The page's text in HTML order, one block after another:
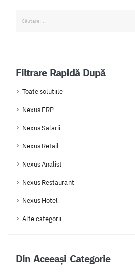
Filtrare Rapidă După
Toate solutiile
Nexus ERP
Nexus Salarii
Nexus Retail
Nexus Analist
Nexus Restaurant
Nexus Hotel
Alte categorii
Din Aceeași Categorie